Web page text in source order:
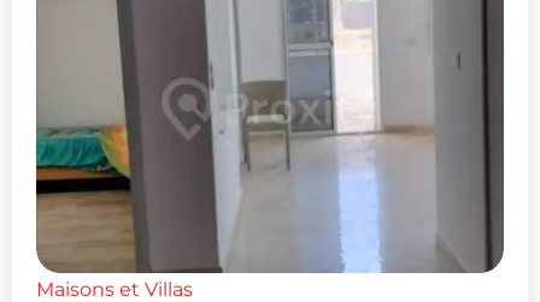
Maisons et Villas